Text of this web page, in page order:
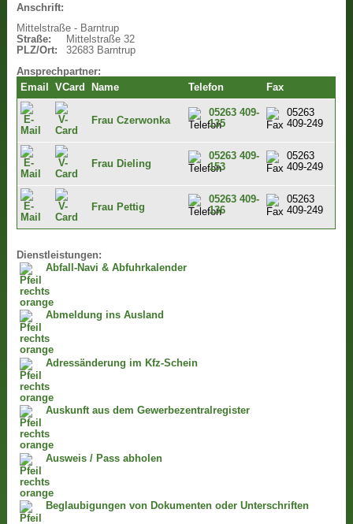
Anschrift:
Mittelstraße - Barntrup
Straße:
Mittelstraße 32
PLZ/Ort:
32683 Barntrup
Ansprechpartner:
Email
VCard Name Telefon Fax
Frau Czerwonka
05263 409-
135
05263
409-249
Frau Dieling
05263 409-
153
05263
409-249
Frau Pettig
05263 409-
136
05263
409-249
Dienstleistungen:
Abfall-Navi & Abfuhrkalender
Abmeldung ins Ausland
Adressänderung im Kfz-Schein
Auskunft aus dem Gewerbezentralregister
Ausweis / Pass abholen
Beglaubigungen von Dokumenten oder Unterschriften